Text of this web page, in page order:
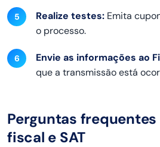
Realize testes: Emita
o processo.
Envie as informações ao
que a transmissão está
Perguntas
fiscal e SAT